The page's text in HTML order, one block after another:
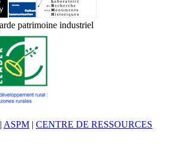
ASPM | CENTRE DE RESSOURCES